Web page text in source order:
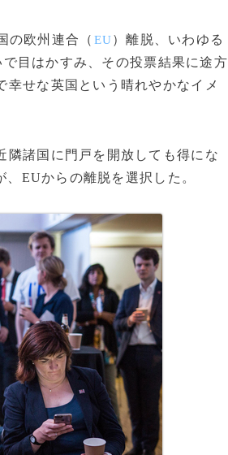
の欧州連合（ EU）離脱、いわゆる
目はかすみ、その投票結果に途方
幸せな英国という晴れやかなイメ
諸国に門戸を開放しても得にな
EUからの離脱を選択した。